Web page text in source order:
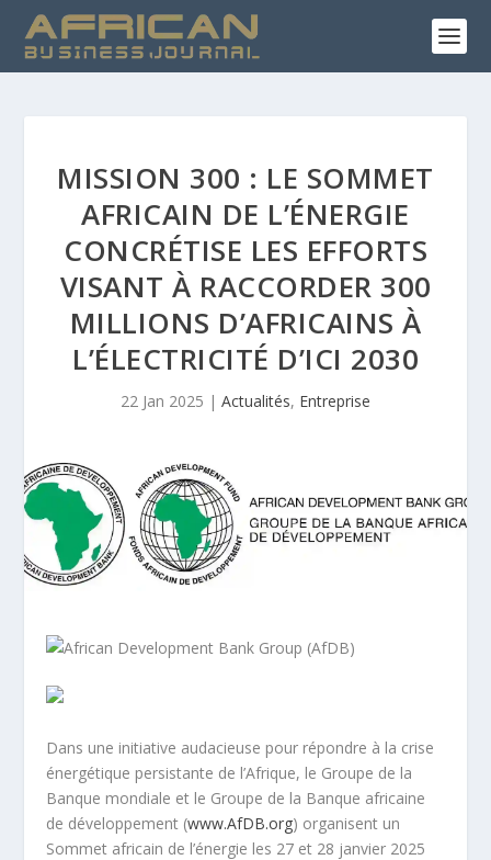
MISSION 300 : LE SOMMET
AFRICAIN DE L’ÉNERGIE
CONCRÉTISE LES EFFORTS
VISANT À RACCORDER 300
MILLIONS D’AFRICAINS À
L’ÉLECTRICITÉ D’ICI 2030
22 Jan 2025 | Actualités, Entreprise
Dans une initiative audacieuse pour répondre à la crise
énergétique persistante de l’Afrique, le Groupe de la
Banque mondiale et le Groupe de la Banque africaine
de développement (www.AfDB.org) organisent un
Sommet africain de l’énergie les 27 et 28 janvier 2025